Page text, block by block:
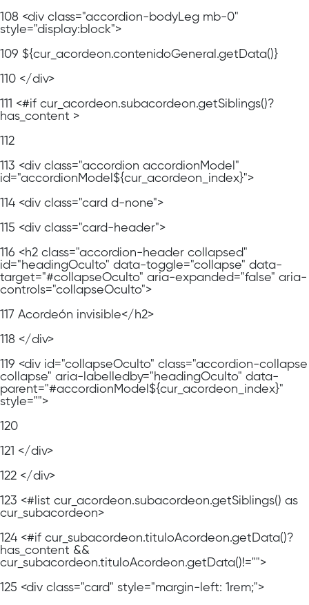
108 <div class="accordion-bodyLeg mb-0"
style="display:block">
109 ${cur_acordeon.contenidoGeneral.getData()}
110 </div>
111 <#if cur_acordeon.subacordeon.getSiblings()?
has_content >
112
113 <div class="accordion accordionModel"
id="accordionModel${cur_acordeon_index}">
114 <div class="card d-none">
115 <div class="card-header">
116 <h2 class="accordion-header collapsed"
id="headingOculto" data-toggle="collapse" data-
target="#collapseOculto" aria-expanded="false" aria-
controls="collapseOculto">
117 Acordeón invisible</h2>
118 </div>
119 <div id="collapseOculto" class="accordion-collapse
collapse" aria-labelledby="headingOculto" data-
parent="#accordionModel${cur_acordeon_index}"
style="">
120
121 </div>
122 </div>
123 <#list cur_acordeon.subacordeon.getSiblings() as
cur_subacordeon>
124 <#if cur_subacordeon.tituloAcordeon.getData()?
has_content &&
cur_subacordeon.tituloAcordeon.getData()!="">
125 <div class="card" style="margin-left: 1rem;">